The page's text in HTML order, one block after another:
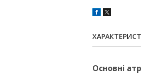
Основні